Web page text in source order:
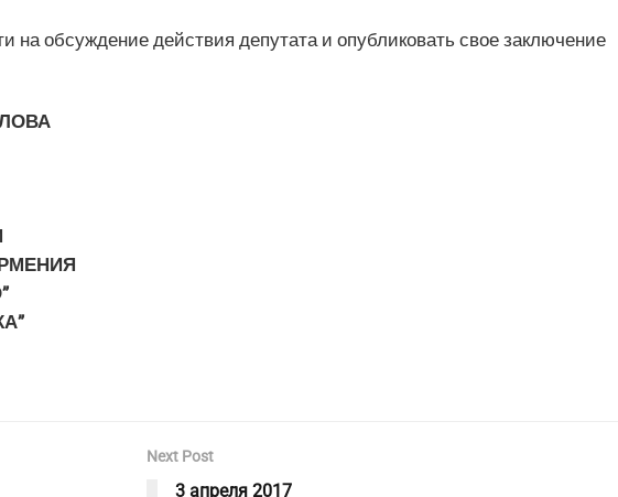
обсуждение действия депутата и опубликовать свое заключение
Next Post
3 апреля 2017